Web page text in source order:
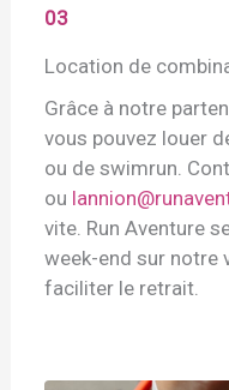
03
Location de
Grâce à notre
vous pouvez louer
ou de swimrun.
ou
vite. Run Aventure
week-end sur notre
faciliter le retrait.